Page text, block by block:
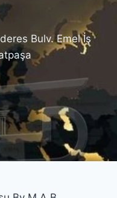
Bulv. Emel İş